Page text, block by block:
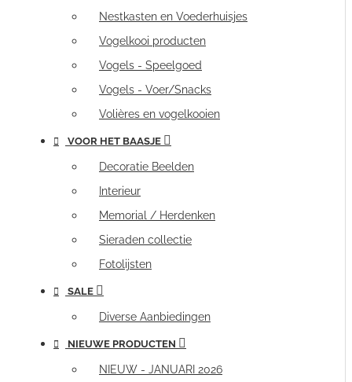
Nestkasten en Voederhuisjes
Vogelkooi producten
Vogels - Speelgoed
Vogels - Voer/Snacks
Volières en vogelkooien
VOOR HET BAASJE
Decoratie Beelden
Interieur
Memorial / Herdenken
Sieraden collectie
Fotolijsten
SALE
Diverse Aanbiedingen
NIEUWE PRODUCTEN
NIEUW - JANUARI 2026